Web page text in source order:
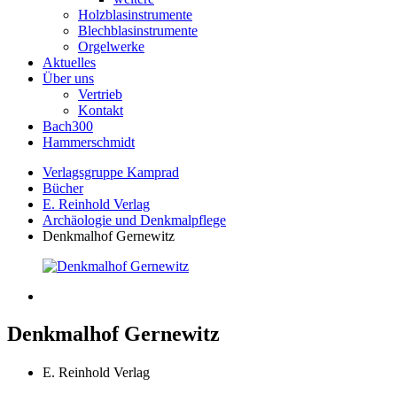
Holzblasinstrumente
Blechblasinstrumente
Orgelwerke
Aktuelles
Über uns
Vertrieb
Kontakt
Bach300
Hammerschmidt
Verlagsgruppe Kamprad
Bücher
E. Reinhold Verlag
Archäologie und Denkmalpflege
Denkmalhof Gernewitz
Denkmalhof Gernewitz
E. Reinhold Verlag